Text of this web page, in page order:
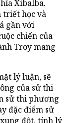
Xibalba.
triết học và
gần với
chiến của
Troy mang
lý luận, sẽ
của sử thi
sử thi phương
đặc điểm sử
đột, tính lý